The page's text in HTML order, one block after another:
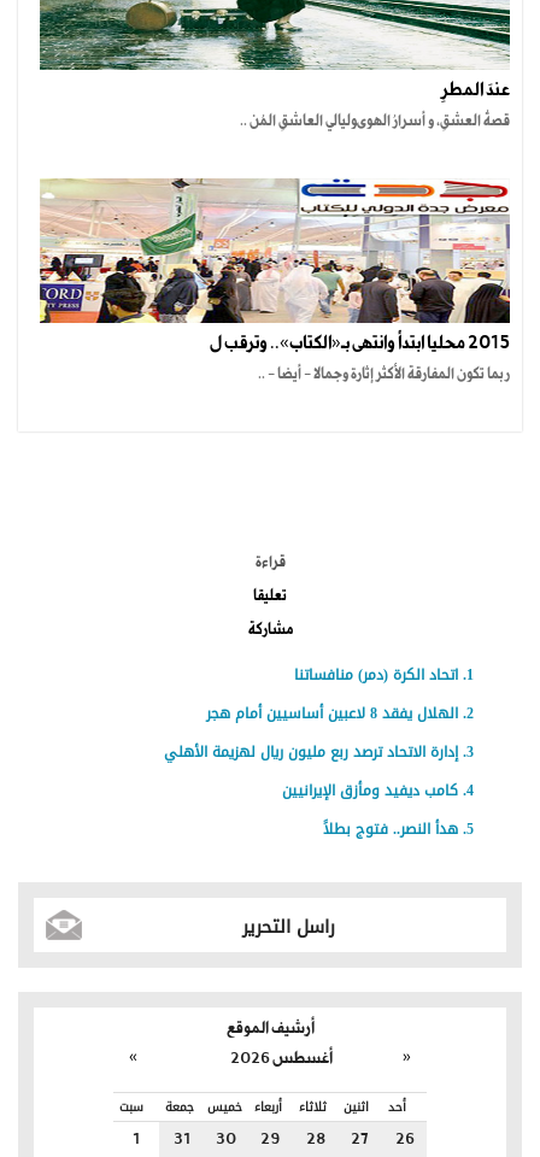
عندَ المطرِ
قصةُ العشقِ، و أسرارُ الهوىوليالي العاشقِ المُن ..
2015 محليا ابتدأ وانتهى بـ«الكتاب».. وترقب ل
ربما تكون المفارقة الأكثر إثارة وجمالا - أيضا - ..
قراءة
تعليقا
مشاركة
اتحاد الكرة (دمر) منافساتنا
الهلال يفقد 8 لاعبين أساسيين أمام هجر
إدارة الاتحاد ترصد ربع مليون ريال لهزيمة الأهلي
كامب ديفيد ومأزق الإيرانيين
هدأ النصر.. فتوج بطلاً
راسل التحرير
أرشيف الموقع
«
» أغسطس 2026
أحد اثنين ثلاثاء أربعاء خميس جمعة سبت
26
27
28
29
30
31
1